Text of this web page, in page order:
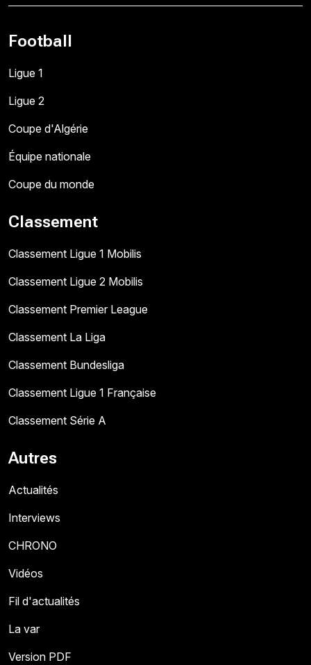
Football
Ligue 1
Ligue 2
Coupe d'Algérie
Équipe nationale
Coupe du monde
Classement
Classement Ligue 1 Mobilis
Classement Ligue 2 Mobilis
Classement Premier League
Classement La Liga
Classement Bundesliga
Classement Ligue 1 Française
Classement Série A
Autres
Actualités
Interviews
CHRONO
Vidéos
Fil d'actualités
La var
Version PDF